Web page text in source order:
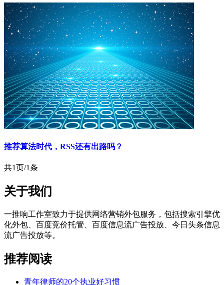
推荐算法时代，RSS还有出路吗？
共1页/1条
关于我们
一推响工作室致力于提供网络营销外包服务，包括搜索引擎优
化外包、百度竞价托管、百度信息流广告投放、今日头条信息
流广告投放等。
推荐阅读
青年律师的20个执业好习惯